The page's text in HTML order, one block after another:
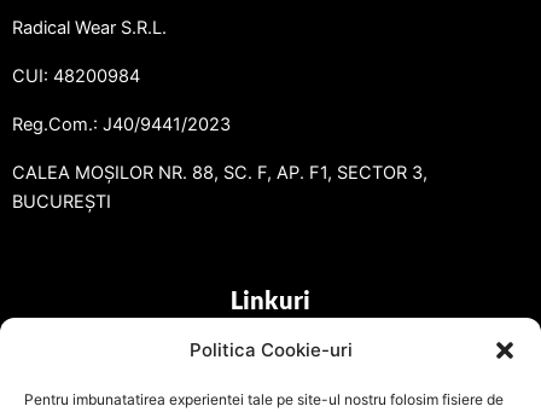
Politica Cookie-uri
Pentru imbunatatirea experientei tale pe site-ul nostru folosim fisiere de
Radical Wear S.R.L.
CUI: 48200984
Reg.Com.: J40/9441/2023
CALEA MOȘILOR NR. 88, SC. F, AP. F1, SECTOR 3,
BUCUREȘTI
Linkuri